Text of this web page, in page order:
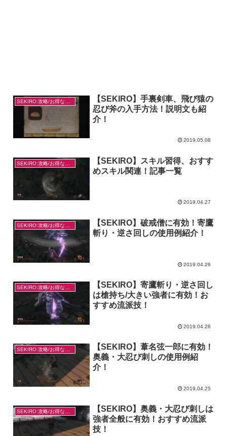
【SEKIRO】手裏剣車、飛び猿の
忍び斧の入手方法！説明文も紹
介！
2019.05.08
【SEKIRO】スキル習得、おすす
めスキル関連！記事一覧
2019.04.27
【SEKIRO】破戒僧に有効！寄鷹
斬り・逆さ回しの使用例紹介！
2019.04.26
【SEKIRO】寄鷹斬り・逆さ回し
は槍持ち/大きい強者に有効！お
すすめ流派技！
2019.04.26
【SEKIRO】葦名弦一郎に有効！
奥義・大忍び刺しの使用例紹
介！
2019.04.25
【SEKIRO】奥義・大忍び刺しは
強者全般に有効！おすすめ流派
技！